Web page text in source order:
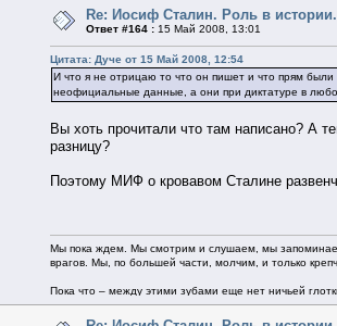
Re: Иосиф Сталин. Роль в истории.
Ответ #164 : 15 Май 2008, 13:01
Цитата: Дуче от 15 Май 2008, 12:54
И что я не отрицаю то что он пишет и что прям
неофициальные данные, а они при диктатуре в
Вы хоть прочитали что там написано? А
разницу?
Поэтому МИФ о кровавом Сталине
Мы пока ждем. Мы смотрим и слушаем, мы
врагов. Мы, по большей части, молчим, и только
Пока что – между этими зубами еще нет ничьей